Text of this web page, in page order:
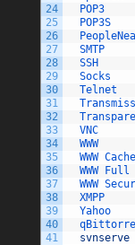
24
25
26
27
28
29
30
31
32
33
34
35
36
37
38
39
40
41
POP3
POP3S
SMTP
SSH
Socks
Telnet
VNC
WWW
WWW Cache
WWW Full
WWW
XMPP
Yahoo
svnserve